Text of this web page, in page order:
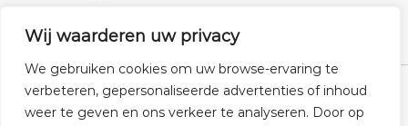
Wij waarderen uw privacy
We gebruiken cookies om uw browse-ervaring te
verbeteren, gepersonaliseerde advertenties of inhoud
weer te geven en ons verkeer te analyseren. Door op